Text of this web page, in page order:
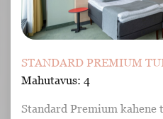
STANDARD PREMIUM
Mahutavus: 4
Standard Premium kahene